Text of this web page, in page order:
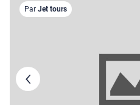
Par Jet tours